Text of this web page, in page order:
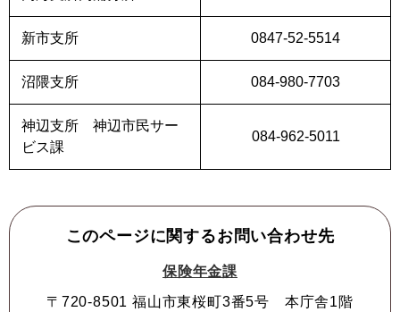
新市支所 0847-52-5514
沼隈支所 084-980-7703
神辺支所 神辺市民サー
ビス課
084-962-5011
このページに関するお問い合わせ先
保険年金課
〒720-8501 福山市東桜町3番5号 本庁舎1階